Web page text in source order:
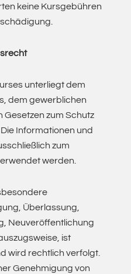
keine Kursgebühren
unterliegt dem
dem gewerblichen
zum Schutz
Informationen und
zum
werden.
Überlassung,
Neuveröffentlichung
ist
wird rechtlich verfolgt.
Genehmigung von